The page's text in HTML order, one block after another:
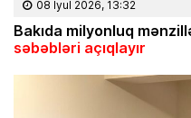
08 İyul 2026, 13:32
Bakıda milyonluq
səbəbləri açıqlayır